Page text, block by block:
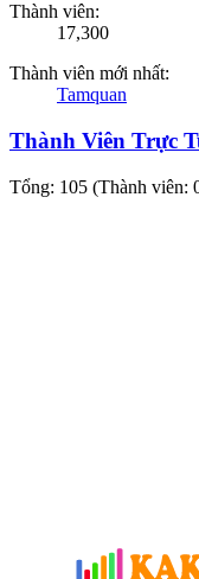
Thành viên:
17,300
Thành viên mới nhất:
Tamquan
Thành Viên Trực
Tổng: 105 (Thành viên: